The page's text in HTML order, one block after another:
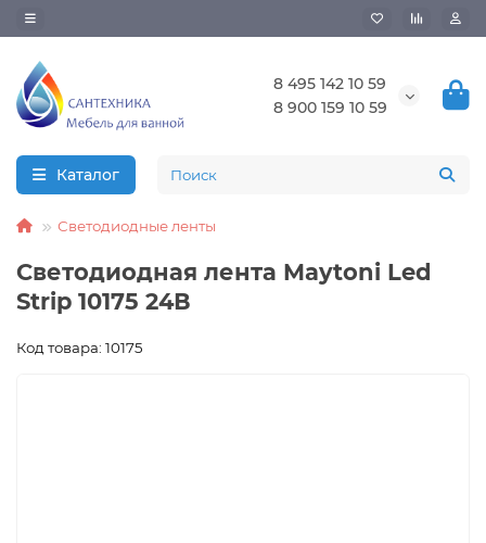
8 495 142 10 59
8 900 159 10 59
Каталог
Светодиодные ленты
Светодиодная лента Maytoni Led
Strip 10175 24В
Код товара: 10175